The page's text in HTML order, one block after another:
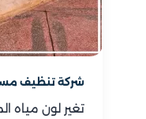
شركة تنظيف
تغير لون مياه